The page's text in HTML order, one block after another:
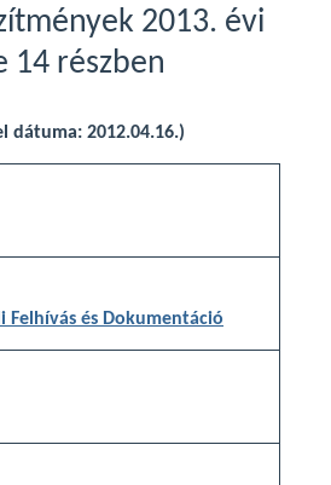
2013. évi
14 részben
dátuma: 2012.04.16.)
Felhívás és Dokumentáció